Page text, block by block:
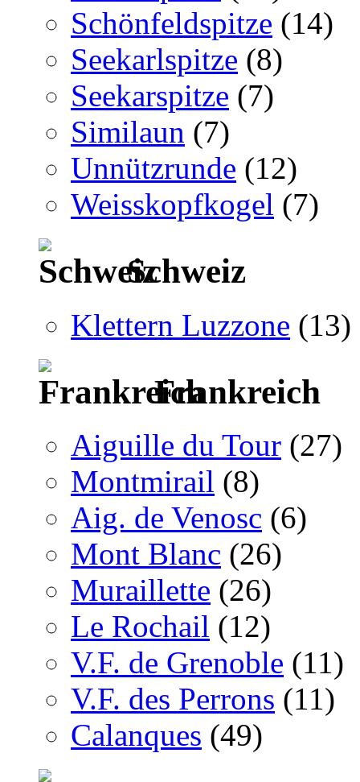
Schönfeldspitze (14)
Seekarlspitze (8)
Seekarspitze (7)
Similaun (7)
Unnützrunde (12)
Weisskopfkogel (7)
Schweiz
Klettern Luzzone (13)
Frankreich
Aiguille du Tour (27)
Montmirail (8)
Aig. de Venosc (6)
Mont Blanc (26)
Muraillette (26)
Le Rochail (12)
V.F. de Grenoble (11)
V.F. des Perrons (11)
Calanques (49)